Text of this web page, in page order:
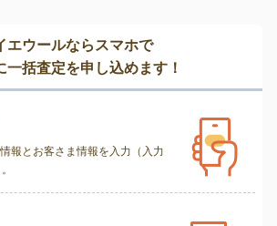
エウールならスマホで
一括査定を申し込めます！
報とお客さま情報を入力（入力